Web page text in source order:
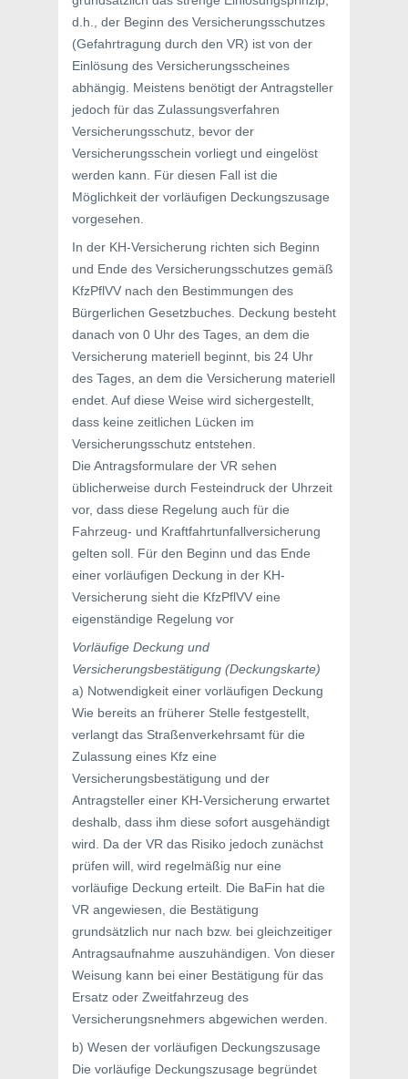
d.h., der Beginn des Versicherungsschutzes
(Gefahrtragung durch den VR) ist von der
Einlösung des Versicherungsscheines
abhängig. Meistens benötigt der Antragsteller
jedoch für das Zulassungsverfahren
Versicherungsschutz, bevor der
Versicherungsschein vorliegt und eingelöst
werden kann. Für diesen Fall ist die
Möglichkeit der vorläufigen Deckungszusage
vorgesehen.
In der KH-Versicherung richten sich Beginn
und Ende des Versicherungsschutzes gemäß
KfzPflVV nach den Bestimmungen des
Bürgerlichen Gesetzbuches. Deckung besteht
danach von 0 Uhr des Tages, an dem die
Versicherung materiell beginnt, bis 24 Uhr
des Tages, an dem die Versicherung materiell
endet. Auf diese Weise wird sichergestellt,
dass keine zeitlichen Lücken im
Versicherungsschutz entstehen.
Die Antragsformulare der VR sehen
üblicherweise durch Festeindruck der Uhrzeit
vor, dass diese Regelung auch für die
Fahrzeug- und Kraftfahrtunfallversicherung
gelten soll. Für den Beginn und das Ende
einer vorläufigen Deckung in der KH-
Versicherung sieht die KfzPflVV eine
eigenständige Regelung vor
Vorläufige Deckung und
Versicherungsbestätigung (Deckungskarte)
a) Notwendigkeit einer vorläufigen Deckung
Wie bereits an früherer Stelle festgestellt,
verlangt das Straßenverkehrsamt für die
Zulassung eines Kfz eine
Versicherungsbestätigung und der
Antragsteller einer KH-Versicherung erwartet
deshalb, dass ihm diese sofort ausgehändigt
wird. Da der VR das Risiko jedoch zunächst
prüfen will, wird regelmäßig nur eine
vorläufige Deckung erteilt. Die BaFin hat die
VR angewiesen, die Bestätigung
grundsätzlich nur nach bzw. bei gleichzeitiger
Antragsaufnahme auszuhändigen. Von dieser
Weisung kann bei einer Bestätigung für das
Ersatz oder Zweitfahrzeug des
Versicherungsnehmers abgewichen werden.
b) Wesen der vorläufigen Deckungszusage
Die vorläufige Deckungszusage begründet